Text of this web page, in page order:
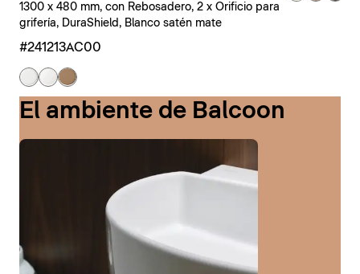
1300 x 480 mm, con Rebosadero, 2 x Orificio para
grifería, DuraShield, Blanco satén mate
#241213AC00
El ambiente de Balcoon